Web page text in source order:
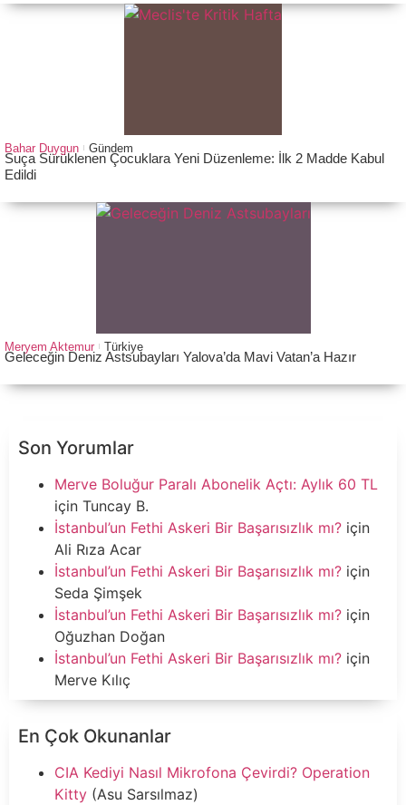
Bahar Duygun Gündem
Suça Sürüklenen Çocuklara Yeni Düzenleme: İlk 2 Madde Kabul
Edildi
Meryem Aktemur Türkiye
Geleceğin Deniz Astsubayları Yalova’da Mavi Vatan’a Hazır
Son Yorumlar
Merve Boluğur Paralı Abonelik Açtı: Aylık 60 TL
için Tuncay B.
İstanbul’un Fethi Askeri Bir Başarısızlık mı? için
Ali Rıza Acar
İstanbul’un Fethi Askeri Bir Başarısızlık mı? için
Seda Şimşek
İstanbul’un Fethi Askeri Bir Başarısızlık mı? için
Oğuzhan Doğan
İstanbul’un Fethi Askeri Bir Başarısızlık mı? için
Merve Kılıç
En Çok Okunanlar
CIA Kediyi Nasıl Mikrofona Çevirdi? Operation
Kitty (Asu Sarsılmaz)